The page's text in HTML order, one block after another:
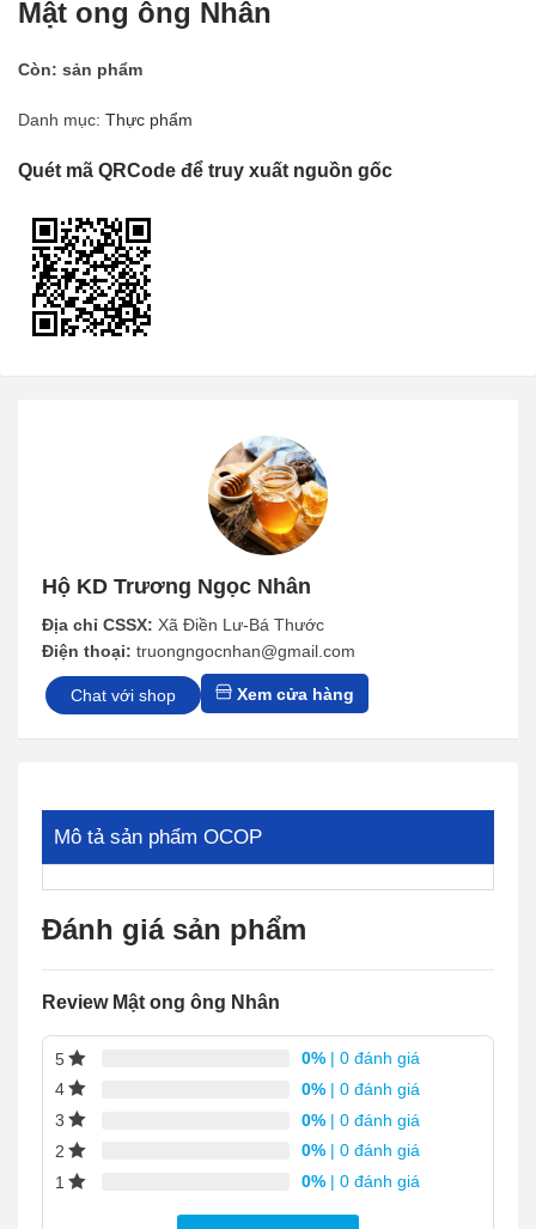
Mật ong ông Nhân
Còn: sản phẩm
Danh mục: Thực phẩm
Quét mã QRCode để truy xuất nguồn gốc
Hộ KD Trương Ngọc Nhân
Địa chỉ CSSX: Xã Điền Lư-Bá Thước
Điện thoại: truongngocnhan@gmail.com
Chat với shop Xem cửa hàng
Mô tả sản phẩm OCOP
Đánh giá sản phẩm
Review Mật ong ông Nhân
5 0% | 0 đánh giá
4
0% | 0 đánh giá
3
0% | 0 đánh giá
2
0% | 0 đánh giá
1
0% | 0 đánh giá